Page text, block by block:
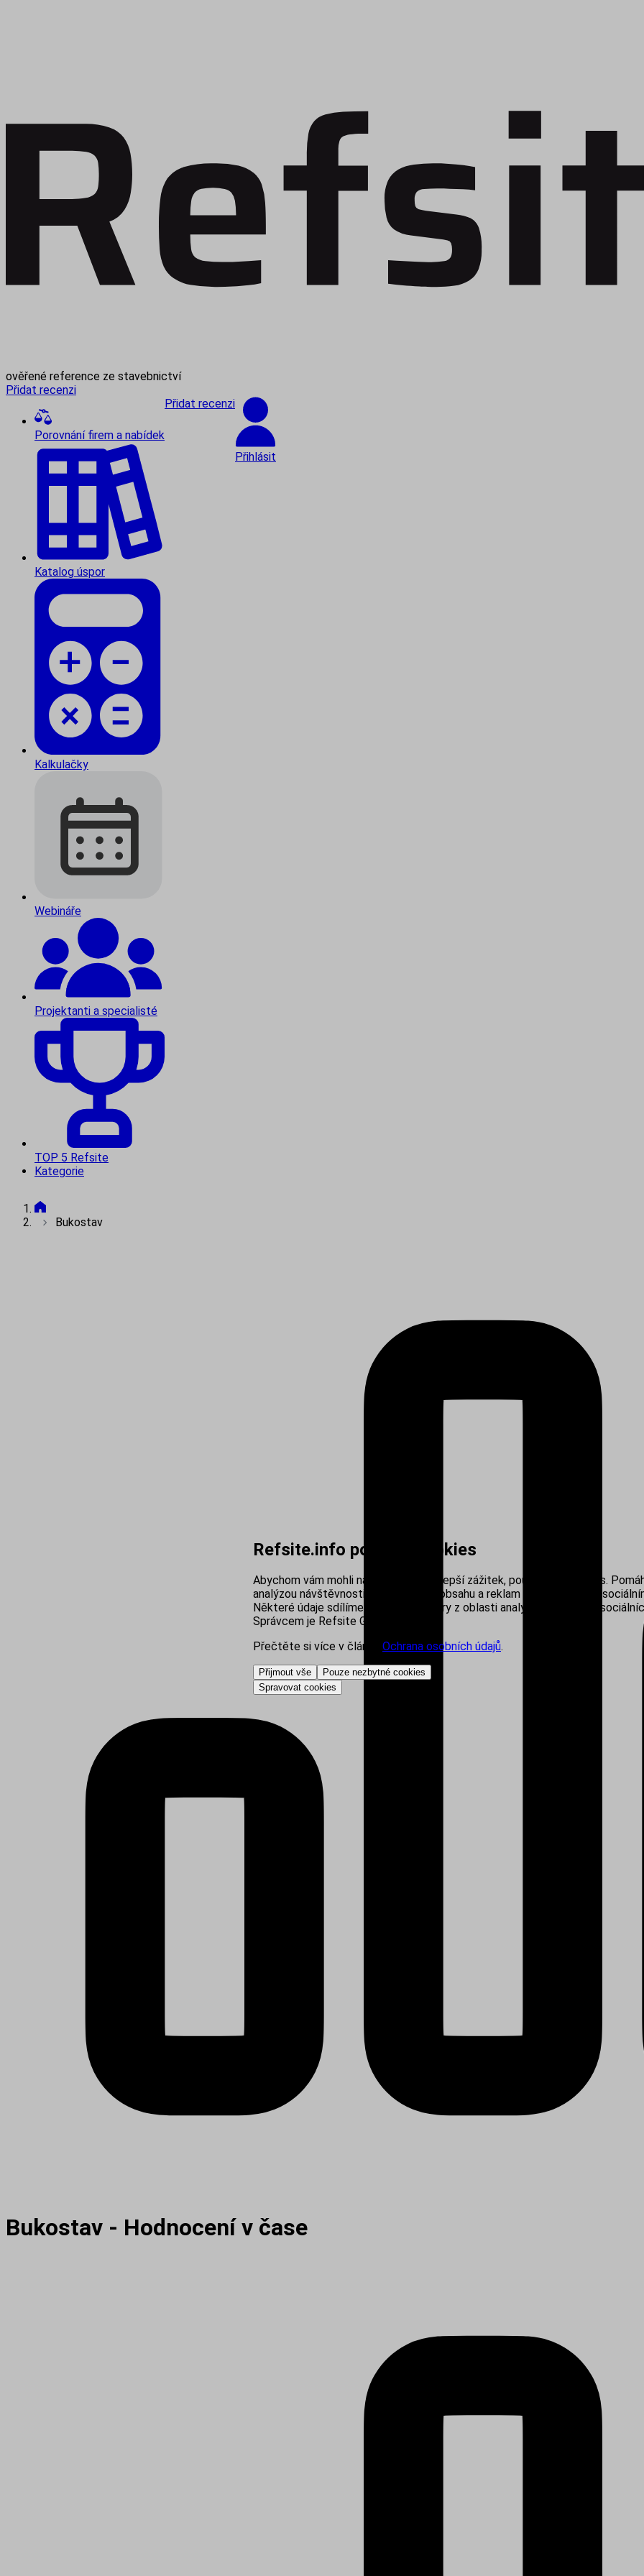
ověřené reference ze stavebnictví
Přidat recenzi
Porovnání firem a nabídek
Katalog úspor
Kalkulačky
Webináře
Projektanti a specialisté
TOP 5 Refsite
Kategorie
Přidat recenzi
Přihlásit
Bukostav
Bukostav - Hodnocení v čase
Refsite.info používá cookies
Abychom vám mohli nabídnout co nejlepší zážitek, používáme cookies.
analýzou návštěvnosti, personalizací obsahu a reklam i propojením se
Některé údaje sdílíme s našimi partnery z oblasti analytiky, reklamy a
Správcem je Refsite Group s.r.o.
Přečtěte si více v článku
Ochrana osobních údajů.
Přijmout vše
Pouze nezbytné cookies
Spravovat cookies